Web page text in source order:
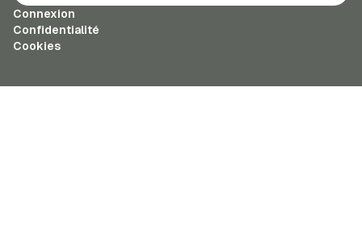
Connexion
Confidentialité
Cookies